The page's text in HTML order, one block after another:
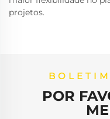
projetos.
POR